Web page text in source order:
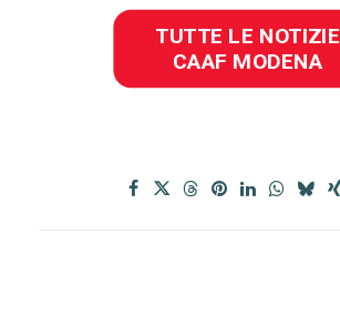
TUTTE LE NOTIZIE
CAAF MODENA